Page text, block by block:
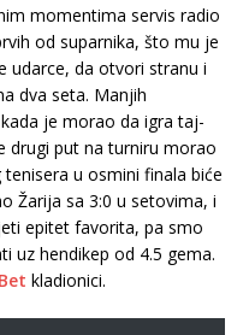
momentima servis radio
od suparnika, što mu je
udarce, da otvori stranu i
dva seta. Manjih
je morao da igra taj-
drugi put na turniru morao
u osmini finala biće
Žarija sa 3:0 u setovima, i
epitet favorita, pa smo
uz hendikep od 4.5 gema.
kladionici.